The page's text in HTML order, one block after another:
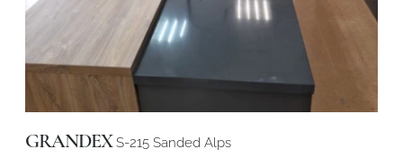
GRANDEXS-215 Sanded Alps